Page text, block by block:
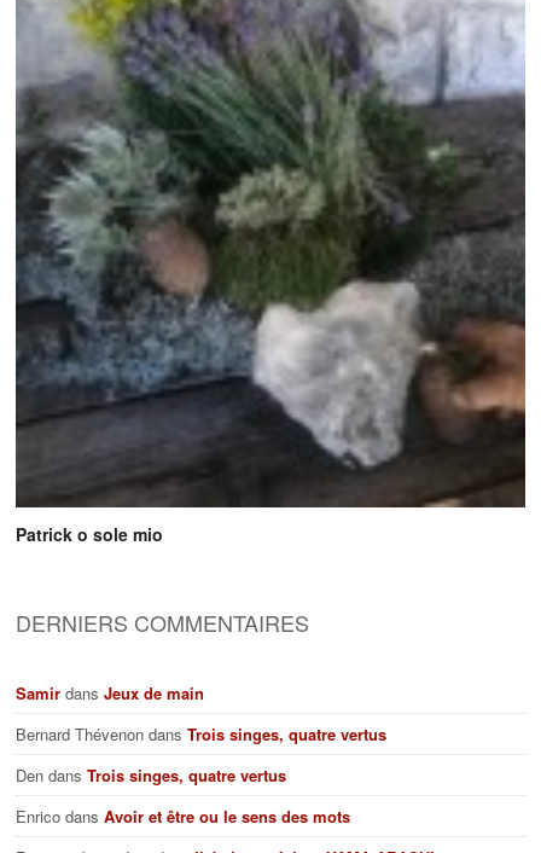
Patrick o sole mio
DERNIERS COMMENTAIRES
Samir dansJeux de main
Bernard Thévenon dansTrois singes, quatre vertus
Den dansTrois singes, quatre vertus
Enrico dansAvoir et être ou le sens des mots